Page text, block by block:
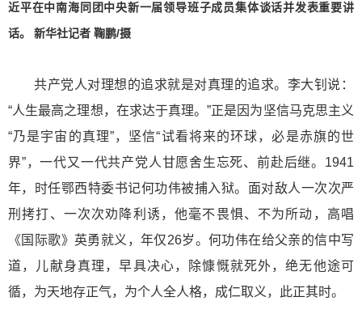
近平在中南海同团中央新一届领导班子成员集体谈话并发表重要讲
话。 新华社记者 鞠鹏/摄
共产党人对理想的追求就是对真理的追求。李大钊说：
“人生最高之理想，在求达于真理。”正是因为坚信马克思主义
“乃是宇宙的真理”，坚信“试看将来的环球，必是赤旗的世
界”，一代又一代共产党人甘愿舍生忘死、前赴后继。1941
年，时任鄂西特委书记何功伟被捕入狱。面对敌人一次次严
刑拷打、一次次劝降利诱，他毫不畏惧、不为所动，高唱
《国际歌》英勇就义，年仅26岁。何功伟在给父亲的信中写
道，儿献身真理，早具决心，除慷慨就死外，绝无他途可
循，为天地存正气，为个人全人格，成仁取义，此正其时。